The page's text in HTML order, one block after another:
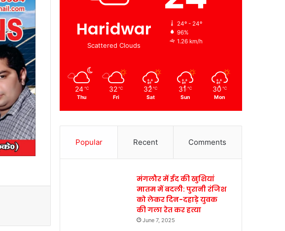
Haridwar
Scattered Clouds
24º - 24º
96%
1.26 km/h
24 ℃
Thu
32 ℃
Fri
32 ℃
Sat
31 ℃
Sun
30 ℃
Mon
Popular Recent Comments
मंगलौर में ईद की खुशियां
मातम में बदली: पुरानी रंजिश
को लेकर दिन-दहाड़े युवक
की गला रेत कर हत्या
June 7, 2025